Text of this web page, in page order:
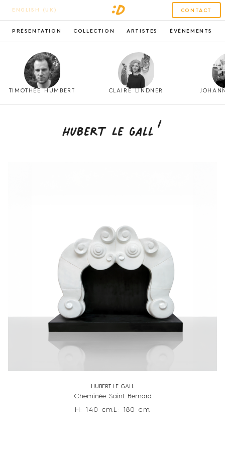
ENGLISH (UK) CONTACT
PRÉSENTATION COLLECTION ARTISTES ÉVÉNEMENTS
TIMOTHÉE HUMBERT CLAIRE LINDNER
Hubert Le Gall1
HUBERT LE GALL
Cheminée Saint Bernard
H: 140 cm L: 180 cm